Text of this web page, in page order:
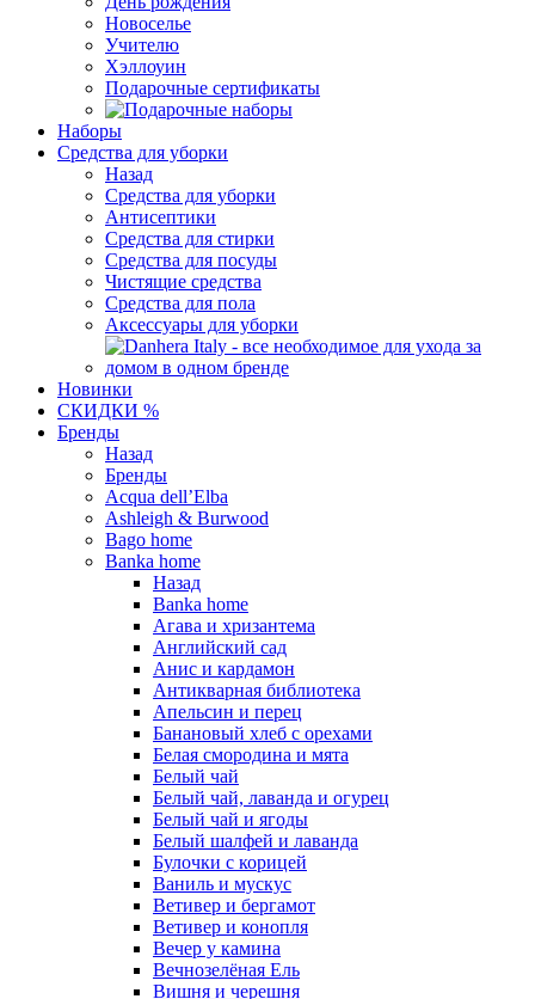
Новоселье
Учителю
Хэллоуин
Подарочные сертификаты
Наборы
Средства для уборки
Назад
Средства для уборки
Антисептики
Средства для стирки
Средства для посуды
Чистящие средства
Средства для пола
Аксессуары для уборки
Новинки
СКИДКИ %
Бренды
Назад
Бренды
Acqua dell’Elba
Ashleigh & Burwood
Bago home
Banka home
Назад
Banka home
Агава и хризантема
Английский сад
Анис и кардамон
Антикварная библиотека
Апельсин и перец
Банановый хлеб с орехами
Белая смородина и мята
Белый чай
Белый чай, лаванда и огурец
Белый чай и ягоды
Белый шалфей и лаванда
Булочки с корицей
Ваниль и мускус
Ветивер и бергамот
Ветивер и конопля
Вечер у камина
Вечнозелёная Ель
Вишня и черешня